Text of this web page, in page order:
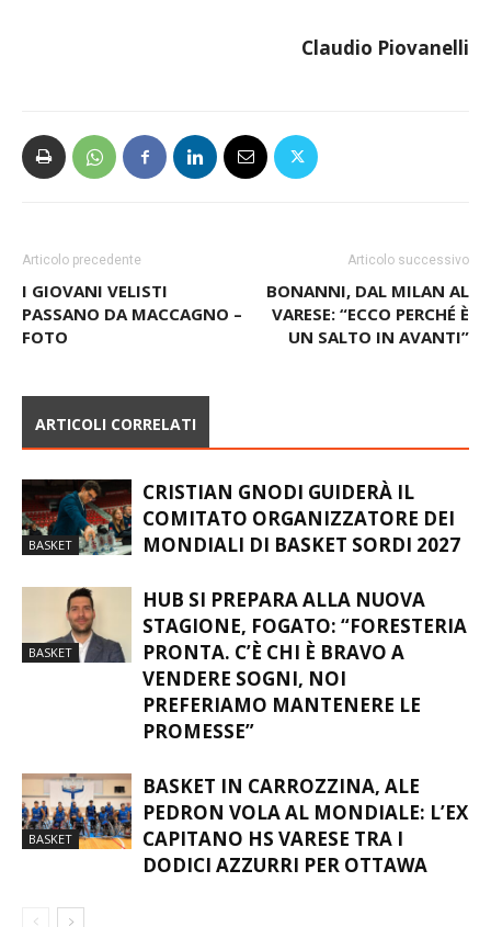
Claudio Piovanelli
Articolo precedente
I GIOVANI VELISTI
PASSANO DA MACCAGNO –
FOTO
Articolo successivo
BONANNI, DAL MILAN AL
VARESE: “ECCO PERCHÉ È
UN SALTO IN AVANTI”
ARTICOLI CORRELATI
BASKET
CRISTIAN GNODI GUIDERÀ IL
COMITATO ORGANIZZATORE DEI
MONDIALI DI BASKET SORDI 2027
BASKET
HUB SI PREPARA ALLA NUOVA
STAGIONE, FOGATO: “FORESTERIA
PRONTA. C’È CHI È BRAVO A
VENDERE SOGNI, NOI
PREFERIAMO MANTENERE LE
PROMESSE”
BASKET
BASKET IN CARROZZINA, ALE
PEDRON VOLA AL MONDIALE: L’EX
CAPITANO HS VARESE TRA I
DODICI AZZURRI PER OTTAWA